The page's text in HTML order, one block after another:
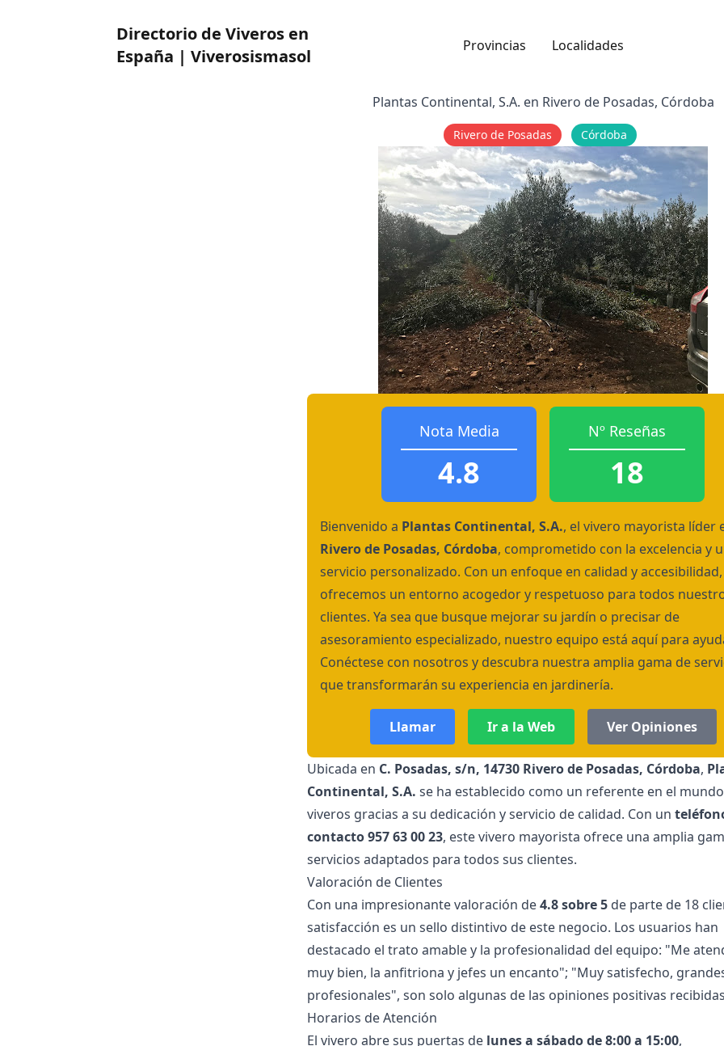
Directorio de Viveros en
España | Viverosismasol
Provincias Localidades
Plantas Continental, S.A. en Rivero de Posadas, Córdoba
Rivero de Posadas Córdoba
Nota Media
4.8
Nº Reseñas
18
Bienvenido a Plantas Continental, S.A., el vivero mayorista líder
Rivero de Posadas, Córdoba, comprometido con la excelencia y
servicio personalizado. Con un enfoque en calidad y accesibilidad,
ofrecemos un entorno acogedor y respetuoso para todos
clientes. Ya sea que busque mejorar su jardín o precisar de
asesoramiento especializado, nuestro equipo está aquí para
Conéctese con nosotros y descubra nuestra amplia gama de
que transformarán su experiencia en jardinería.
Llamar Ir a la Web Ver Opiniones
Ubicada en C. Posadas, s/n, 14730 Rivero de Posadas, Córdoba,
Continental, S.A. se ha establecido como un referente en el
viveros gracias a su dedicación y servicio de calidad. Con un
contacto 957 63 00 23, este vivero mayorista ofrece una amplia
servicios adaptados para todos sus clientes.
Valoración de Clientes
Con una impresionante valoración de4.8 sobre 5de parte de 18
satisfacción es un sello distintivo de este negocio. Los usuarios han
destacado el trato amable y la profesionalidad del equipo: "Me
muy bien, la anfitriona y jefes un encanto"; "Muy satisfecho,
profesionales", son solo algunas de las opiniones positivas
Horarios de Atención
El vivero abre sus puertas de lunes a sábado de 8:00 a 15:00,